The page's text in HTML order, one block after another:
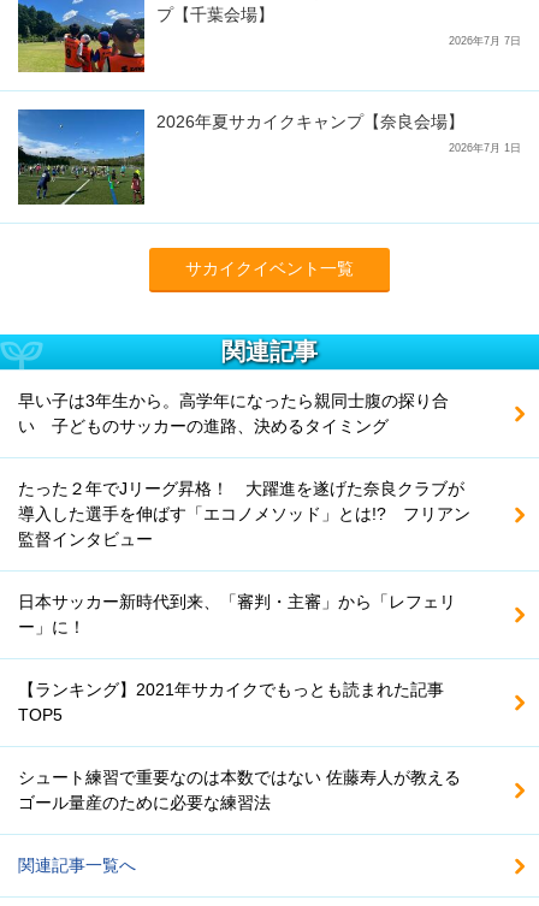
プ【千葉会場】
2026年7月 7日
2026年夏サカイクキャンプ【奈良会場】
2026年7月 1日
サカイクイベント一覧
関連記事
早い子は3年生から。高学年になったら親同士腹の探り合
い 子どものサッカーの進路、決めるタイミング
たった２年でJリーグ昇格！ 大躍進を遂げた奈良クラブが
導入した選手を伸ばす「エコノメソッド」とは!? フリアン
監督インタビュー
日本サッカー新時代到来、「審判・主審」から「レフェリ
ー」に！
【ランキング】2021年サカイクでもっとも読まれた記事
TOP5
シュート練習で重要なのは本数ではない 佐藤寿人が教える
ゴール量産のために必要な練習法
関連記事一覧へ